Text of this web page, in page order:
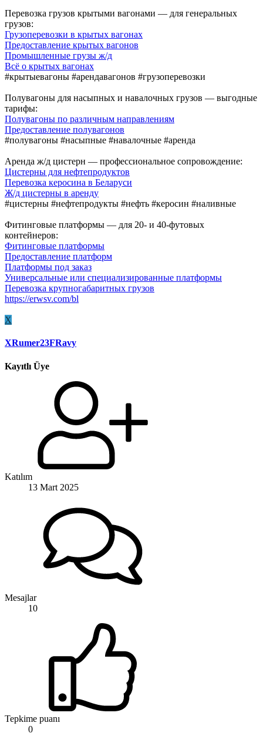
Перевозка грузов крытыми вагонами — для генеральных
грузов:
Грузоперевозки в крытых вагонах
Предоставление крытых вагонов
Промышленные грузы ж/д
Всё о крытых вагонах
#крытыевагоны #арендавагонов #грузоперевозки
Полувагоны для насыпных и навалочных грузов — выгодные
тарифы:
Полувагоны по различным направлениям
Предоставление полувагонов
#полувагоны #насыпные #навалочные #аренда
Аренда ж/д цистерн — профессиональное сопровождение:
Цистерны для нефтепродуктов
Перевозка керосина в Беларуси
Ж/д цистерны в аренду
#цистерны #нефтепродукты #нефть #керосин #наливные
Фитинговые платформы — для 20- и 40-футовых
контейнеров:
Фитинговые платформы
Предоставление платформ
Платформы под заказ
Универсальные или специализированные платформы
Перевозка крупногабаритных грузов
https://erwsv.com/bl
X
XRumer23FRavy
Kayıtlı Üye
Katılım
13 Mart 2025
Mesajlar
10
Tepkime puanı
0